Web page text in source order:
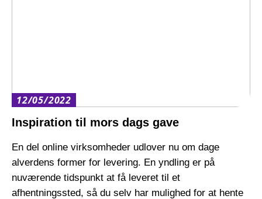
12/05/2022
Inspiration til mors dags gave
En del online virksomheder udlover nu om dage
alverdens former for levering. En yndling er på
nuværende tidspunkt at få leveret til et
afhentningssted, så du selv har mulighed for at hente